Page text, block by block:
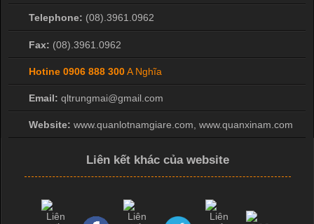
dụng rộng rãi trong sản xuất áo thun, đồ thể thao
Telephone: (08).3961.0962
Fax: (08).3961.0962
Hotine 0906 888 300A Nghĩa
Email: qltrungmai@gmail.com
Website: www.quanlotnamgiare.com, www.quanxinam.com
Liên kết khác của website